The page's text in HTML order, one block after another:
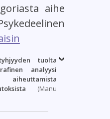
aihe
tuolta
analyysi
(Manu